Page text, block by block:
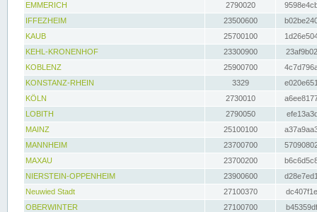
EMMERICH
2790020
IFFEZHEIM
23500600
KAUB
25700100
KEHL-KRONENHOF
23300900
KOBLENZ
25900700
KONSTANZ-RHEIN
3329
KÖLN
2730010
LOBITH
2790050
MAINZ
25100100
MANNHEIM
23700700
MAXAU
23700200
NIERSTEIN-OPPENHEIM
23900600
Neuwied Stadt
27100370
OBERWINTER
27100700